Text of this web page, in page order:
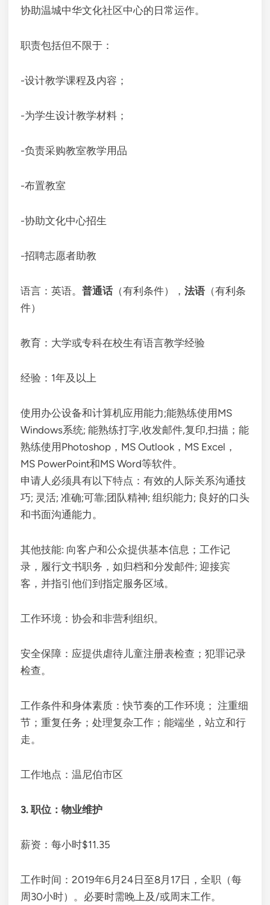
协助温城中华文化社区中心的日常运作。
职责包括但不限于：
-设计教学课程及内容；
-为学生设计教学材料；
-负责采购教室教学用品
-布置教室
-协助文化中心招生
-招聘志愿者助教
语言：英语。 普通话（有利条件）， 法语 （有利条
件）
教育：大学或专科在校生有语言教学经验
经验：1年及以上
使用办公设备和计算机应用能力;能熟练使用MS
Windows系统; 能熟练打字,收发邮件,复印,扫描；能
熟练使用Photoshop，MS Outlook，MS Excel，
MS PowerPoint和MS Word等软件。
申请人必须具有以下特点：有效的人际关系沟通技
巧; 灵活; 准确;可靠;团队精神; 组织能力; 良好的口头
和书面沟通能力。
其他技能: 向客户和公众提供基本信息；工作记
录，履行文书职务，如归档和分发邮件; 迎接宾
客，并指引他们到指定服务区域。
工作环境：协会和非营利组织。
安全保障：应提供虐待儿童注册表检查；犯罪记录
检查。
工作条件和身体素质：快节奏的工作环境； 注重细
节；重复任务；处理复杂工作；能端坐，站立和行
走。
工作地点：温尼伯市区
3. 职位：物业维护
薪资：每小时$11.35
工作时间：2019年6月24日至8月17日，全职（每
周30小时）。必要时需晚上及/或周末工作。